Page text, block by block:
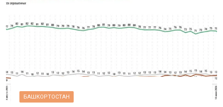
БАШКОРТОСТАН